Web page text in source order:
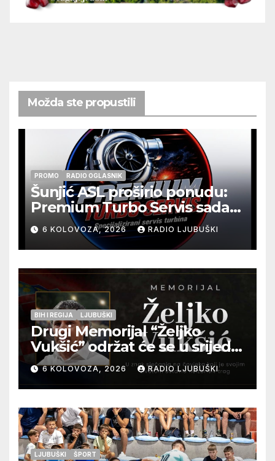
Možda ste propustili
PROMO RADIO OGLASNIK
Šunjić ASL proširio ponudu:
Premium Turbo Servis sada
na jednoj adresi u Ljubuškom
6 KOLOVOZA, 2026 RADIO LJUBUŠKI
BIH I REGIJA LJUBUŠKI
Drugi Memorijal “Željko
Vukšić” održat će se u srijedu
12. kolovoza u Otoku
6 KOLOVOZA, 2026 RADIO LJUBUŠKI
LJUBUŠKI ŠPORT